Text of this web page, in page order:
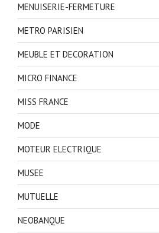
MENUISERIE-FERMETURE
METRO PARISIEN
MEUBLE ET DECORATION
MICRO FINANCE
MISS FRANCE
MODE
MOTEUR ELECTRIQUE
MUSEE
MUTUELLE
NEOBANQUE